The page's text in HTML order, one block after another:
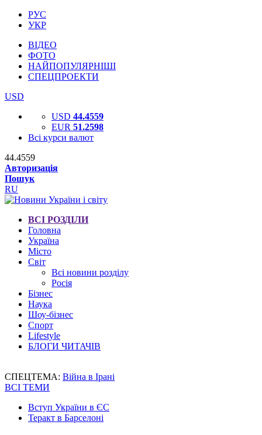
РУС
УКР
ВІДЕО
ФОТО
НАЙПОПУЛЯРНІШІ
СПЕЦПРОЕКТИ
USD
USD 44.4559
EUR 51.2598
Всі курси валют
44.4559
Авторизація
Пошук
RU
ВСІ РОЗДІЛИ
Головна
Україна
Місто
Світ
Всі новини розділу
Росія
Бізнес
Наука
Шоу-бізнес
Спорт
Lifestyle
БЛОГИ ЧИТАЧІВ
СПЕЦТЕМА: Війна в Ірані
ВСІ ТЕМИ
Вступ України в ЄС
Теракт в Барселоні